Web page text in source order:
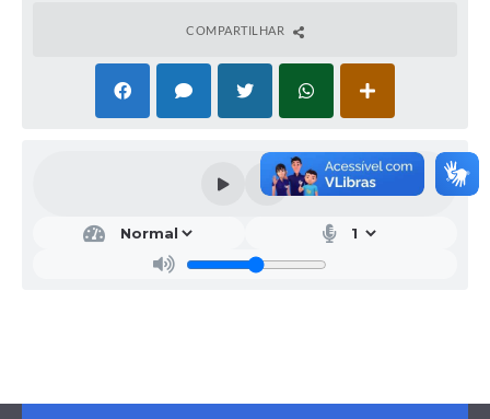
COMPARTILHAR